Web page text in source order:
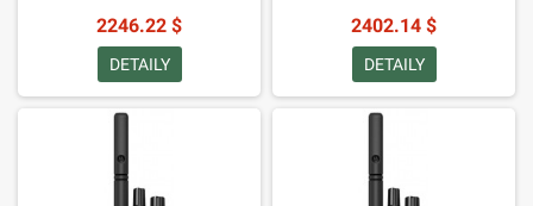
2246.22 $
DETAILY
2402.14 $
DETAILY